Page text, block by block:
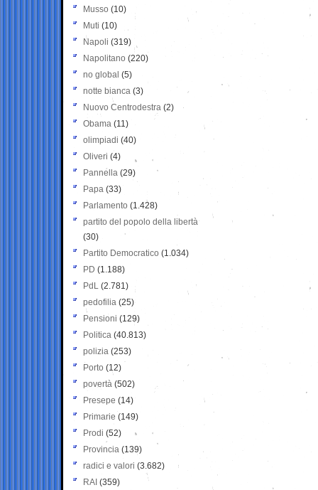
Musso (10)
Muti (10)
Napoli (319)
Napolitano (220)
no global (5)
notte bianca (3)
Nuovo Centrodestra (2)
Obama (11)
olimpiadi (40)
Oliveri (4)
Pannella (29)
Papa (33)
Parlamento (1.428)
partito del popolo della libertà
(30)
Partito Democratico (1.034)
PD (1.188)
PdL (2.781)
pedofilia (25)
Pensioni (129)
Politica (40.813)
polizia (253)
Porto (12)
povertà (502)
Presepe (14)
Primarie (149)
Prodi (52)
Provincia (139)
radici e valori (3.682)
RAI (359)